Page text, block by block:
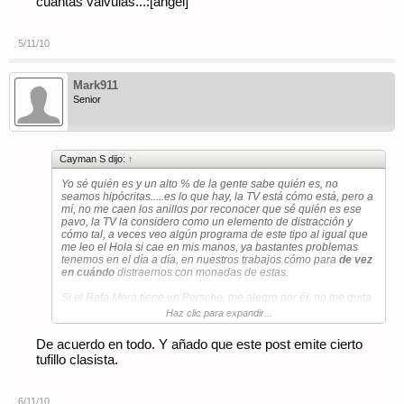
5/11/10
Mark911
Senior
Cayman S dijo: ↑
Yo sé quién es y un alto % de la gente sabe quién es, no
seamos hipócritas.....es lo que hay, la TV está cómo está, pero a
mí, no me caen los anillos por reconocer que sé quién es ese
pavo, la TV la considero como un elemento de distracción y
cómo tal, a veces veo algún programa de este tipo al igual que
me leo el Hola si cae en mis manos, ya bastantes problemas
tenemos en el día a día, en nuestros trabajos cómo parade vez
en cuándo distraernos con monadas de estas.
Si el Rafa Mora tiene un Porsche, me alegro por él, no me quita
el sueño ni me molesta,ni creo que "ensucie" la marca, hay por
ahí muchos "gentelman" que van de tipos serios y al final
también tienen Porsches y Ferraris, éste por lo menos, no hace
mal a nadie, se ha montado su papel, actúa y se aprovecha de
Haz clic para expandir...
De acuerdo en todo. Y añado que este post emite cierto
tufillo clasista.
6/11/10